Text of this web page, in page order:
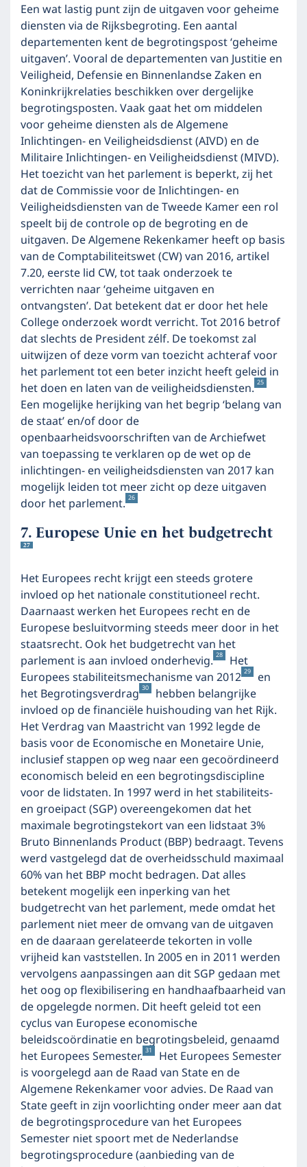
Een wat lastig punt zijn de uitgaven voor geheime
diensten via de Rijksbegroting. Een aantal
departementen kent de begrotingspost ‘geheime
uitgaven’. Vooral de departementen van Justitie en
Veiligheid, Defensie en Binnenlandse Zaken en
Koninkrijkrelaties beschikken over dergelijke
begrotingsposten. Vaak gaat het om middelen
voor geheime diensten als de Algemene
Inlichtingen- en Veiligheidsdienst (AIVD) en de
Militaire Inlichtingen- en Veiligheidsdienst (MIVD).
Het toezicht van het parlement is beperkt, zij het
dat de Commissie voor de Inlichtingen- en
Veiligheidsdiensten van de Tweede Kamer een rol
speelt bij de controle op de begroting en de
uitgaven. De Algemene Rekenkamer heeft op basis
van de Comptabiliteitswet (CW) van 2016, artikel
7.20, eerste lid CW, tot taak onderzoek te
verrichten naar ‘geheime uitgaven en
ontvangsten’. Dat betekent dat er door het hele
College onderzoek wordt verricht. Tot 2016 betrof
dat slechts de President zélf. De toekomst zal
uitwijzen of deze vorm van toezicht achteraf voor
het parlement tot een beter inzicht heeft geleid in
het doen en laten van de veiligheidsdiensten. 25
Een mogelijke herijking van het begrip ‘belang van
de staat’ en/of door de
openbaarheidsvoorschriften van de Archiefwet
van toepassing te verklaren op de wet op de
inlichtingen- en veiligheidsdiensten van 2017 kan
mogelijk leiden tot meer zicht op deze uitgaven
door het parlement. 26
Europese Unie en het budgetrecht
27
Het Europees recht krijgt een steeds grotere
invloed op het nationale constitutioneel recht.
Daarnaast werken het Europees recht en de
Europese besluitvorming steeds meer door in het
staatsrecht. Ook het budgetrecht van het
parlement is aan invloed onderhevig. 28
Het
Europees stabiliteitsmechanisme van 2012 29
en
het Begrotingsverdrag 30
hebben belangrijke
invloed op de financiële huishouding van het Rijk.
Het Verdrag van Maastricht van 1992 legde de
basis voor de Economische en Monetaire Unie,
inclusief stappen op weg naar een gecoördineerd
economisch beleid en een begrotingsdiscipline
voor de lidstaten. In 1997 werd in het stabiliteits-
en groeipact (SGP) overeengekomen dat het
maximale begrotingstekort van een lidstaat 3%
Bruto Binnenlands Product (BBP) bedraagt. Tevens
werd vastgelegd dat de overheidsschuld maximaal
60% van het BBP mocht bedragen. Dat alles
betekent mogelijk een inperking van het
budgetrecht van het parlement, mede omdat het
parlement niet meer de omvang van de uitgaven
en de daaraan gerelateerde tekorten in volle
vrijheid kan vaststellen. In 2005 en in 2011 werden
vervolgens aanpassingen aan dit SGP gedaan met
het oog op flexibilisering en handhaafbaarheid van
de opgelegde normen. Dit heeft geleid tot een
cyclus van Europese economische
beleidscoördinatie en begrotingsbeleid, genaamd
het Europees Semester. 31
Het Europees Semester
is voorgelegd aan de Raad van State en de
Algemene Rekenkamer voor advies. De Raad van
State geeft in zijn voorlichting onder meer aan dat
de begrotingsprocedure van het Europees
Semester niet spoort met de Nederlandse
begrotingsprocedure (aanbieding van de